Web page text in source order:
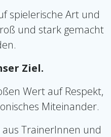
spielerische Art und
und stark gemacht
Ziel.
Wert auf Respekt,
Miteinander.
TrainerInnen und